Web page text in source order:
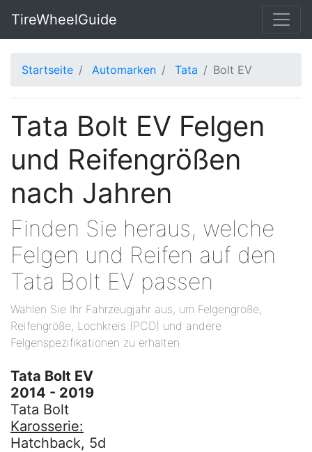
TireWheelGuide
Startseite Automarken Tata Bolt EV
Tata Bolt EV Felgen
und Reifengrößen
nach Jahren
Finden Sie heraus, welche
Felgen und Reifen auf den
Tata Bolt EV passen
Wählen Sie Ihr Fahrzeugjahr aus, um Felgengröße,
Reifengröße, Lochkreis (PCD) und andere
Felgenspezifikationen zu erhalten
Tata Bolt EV
2014 - 2019
Tata Bolt
Karosserie:
Hatchback, 5d